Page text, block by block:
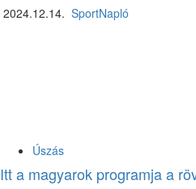
2024.12.14. SportNapló
Úszás
Itt a magyarok programja a